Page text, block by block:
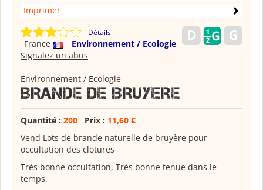
Imprimer
Détails
France
Environnement / Ecologie
Signalez un abus
Environnement / Ecologie
BRANDE DE BRUYERE
Quantité : 200 Prix : 11,60 €
Vend Lots de brande naturelle de bruyère pour
occultation des clotures
Très bonne occultation, Très bonne tenue dans le
temps.